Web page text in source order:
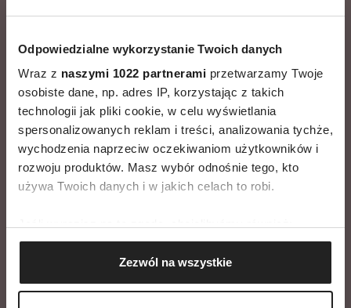
Odpowiedzialne wykorzystanie Twoich danych
Wraz z naszymi 1022 partnerami przetwarzamy Twoje
osobiste dane, np. adres IP, korzystając z takich
technologii jak pliki cookie, w celu wyświetlania
spersonalizowanych reklam i treści, analizowania tychże,
wychodzenia naprzeciw oczekiwaniom użytkowników i
rozwoju produktów. Masz wybór odnośnie tego, kto
używa Twoich danych i w jakich celach to robi.
Gromadzić dane dotyczące Twojej lokalizacji
geograficznej z dokładnością nawet do kilku metrów
Identyfikować Twoje urządzenie, aktywnie
Zezwól na wszystkie
Akcja rabatowa ZAKUPY Z KLASĄ trwa od 28 maja
zostaną na dłużej.
Aby dołączyć do akcji należy okazać w sklepie
stacjonarnym kupon zniżkowy opublikowany w
czerwcowym wydaniu miesięcznika Zwierciadło.
Rabaty będą obowiązywać również w sklepach
online, aby można było z nich skorzystać bez
konieczności wychodzenia z domu.
Aby skorzystać z oferty sklepów online, podczas
Szczegóły każdej oferty znajdują się na kuponach